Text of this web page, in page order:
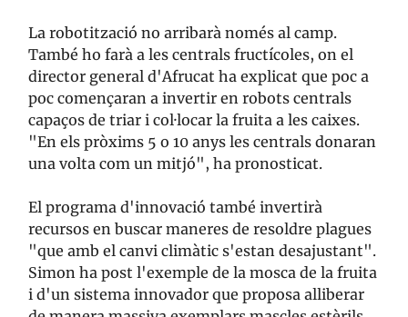
La robotització no arribarà només al camp.
També ho farà a les centrals fructícoles, on el
director general d'Afrucat ha explicat que poc a
poc començaran a invertir en robots centrals
capaços de triar i col·locar la fruita a les caixes.
"En els pròxims 5 o 10 anys les centrals donaran
una volta com un mitjó", ha pronosticat.
El programa d'innovació també invertirà
recursos en buscar maneres de resoldre plagues
"que amb el canvi climàtic s'estan desajustant".
Simon ha post l'exemple de la mosca de la fruita
i d'un sistema innovador que proposa alliberar